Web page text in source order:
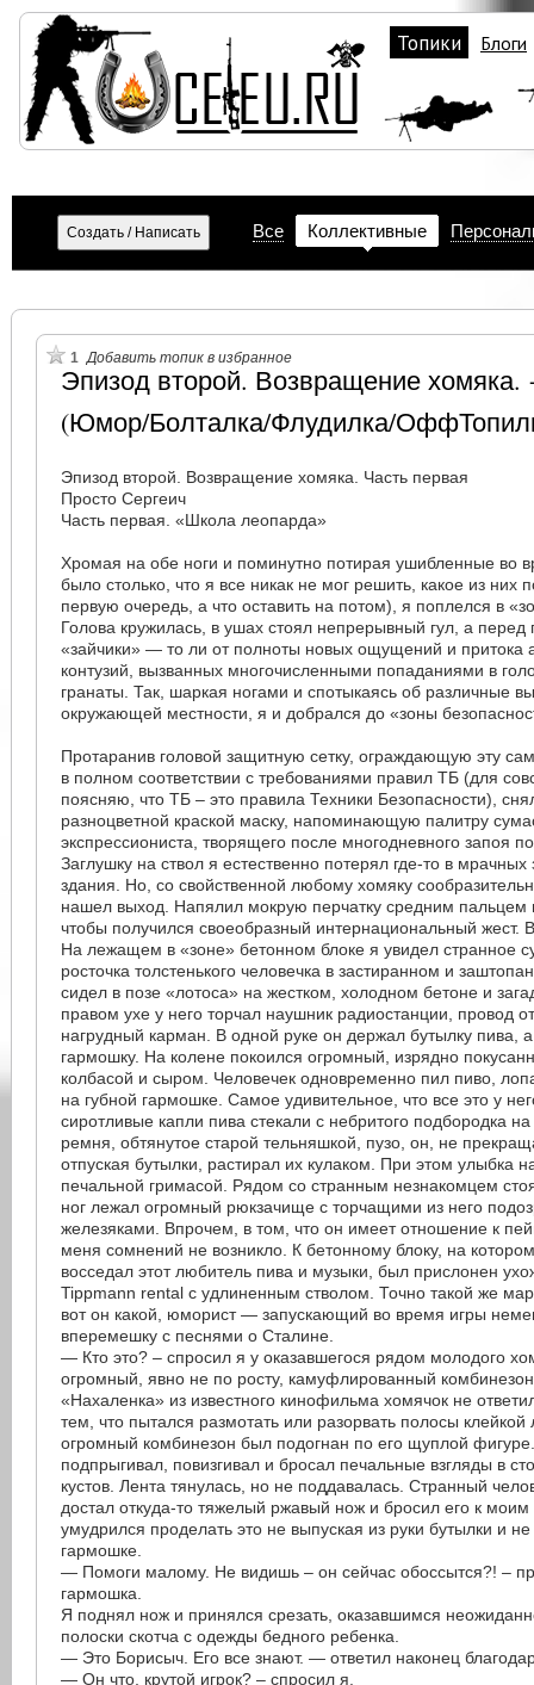
Топики Блоги
Все Коллективные
1 Добавить топик в избранное
Эпизод второй. Возвращение
(Юмор/Болталка/Флудилка/
Эпизод второй. Возвращение хомяка. Часть первая
Просто Сергеич
Часть первая. «Школа леопарда»
Хромая на обе ноги и поминутно потирая ушибленные во
было столько, что я все никак не мог решить, какое из них
первую очередь, а что оставить на потом), я поплелся в
Голова кружилась, в ушах стоял непрерывный гул, а перед
«зайчики» — то ли от полноты новых ощущений и притока
контузий, вызванных многочисленными попаданиями в
гранаты. Так, шаркая ногами и спотыкаясь об различные
окружающей местности, я и добрался до «зоны
Протаранив головой защитную сетку, ограждающую эту
в полном соответствии с требованиями правил ТБ (для
поясняю, что ТБ – это правила Техники Безопасности),
разноцветной краской маску, напоминающую палитру
экспрессиониста, творящего после многодневного запоя
Заглушку на ствол я естественно потерял где-то в мрачных
здания. Но, со свойственной любому хомяку
нашел выход. Напялил мокрую перчатку средним пальцем
чтобы получился своеобразный интернациональный жест.
На лежащем в «зоне» бетонном блоке я увидел странное
росточка толстенького человечка в застиранном и
сидел в позе «лотоса» на жестком, холодном бетоне и
правом ухе у него торчал наушник радиостанции, провод
нагрудный карман. В одной руке он держал бутылку пива,
гармошку. На колене покоился огромный, изрядно
колбасой и сыром. Человечек одновременно пил пиво,
на губной гармошке. Самое удивительное, что все это у
сиротливые капли пива стекали с небритого подбородка
ремня, обтянутое старой тельняшкой, пузо, он, не
отпуская бутылки, растирал их кулаком. При этом улыбка
печальной гримасой. Рядом со странным незнакомцем
ног лежал огромный рюкзачище с торчащими из него
железяками. Впрочем, в том, что он имеет отношение к
меня сомнений не возникло. К бетонному блоку, на
восседал этот любитель пива и музыки, был прислонен
Tippmann rental с удлиненным стволом. Точно такой же
вот он какой, юморист — запускающий во время игры
вперемешку с песнями о Сталине.
— Кто это? – спросил я у оказавшегося рядом молодого
огромный, явно не по росту, камуфлированный
«Нахаленка» из известного кинофильма хомячок не
тем, что пытался размотать или разорвать полосы клейкой
огромный комбинезон был подогнан по его щуплой
подпрыгивал, повизгивал и бросал печальные взгляды в
кустов. Лента тянулась, но не поддавалась. Странный
достал откуда-то тяжелый ржавый нож и бросил его к
умудрился проделать это не выпуская из руки бутылки и
гармошке.
— Помоги малому. Не видишь – он сейчас обоссытся?! –
гармошка.
Я поднял нож и принялся срезать, оказавшимся
полоски скотча с одежды бедного ребенка.
— Это Борисыч. Его все знают. — ответил наконец
— Он что, крутой игрок? – спросил я.